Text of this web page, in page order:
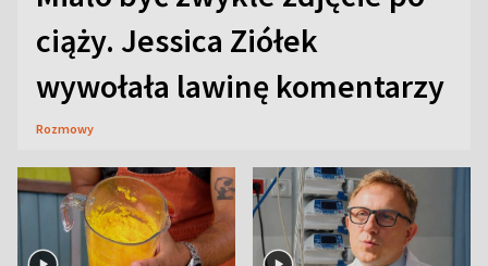
ciąży. Jessica Ziółek
wywołała lawinę komentarzy
Rozmowy